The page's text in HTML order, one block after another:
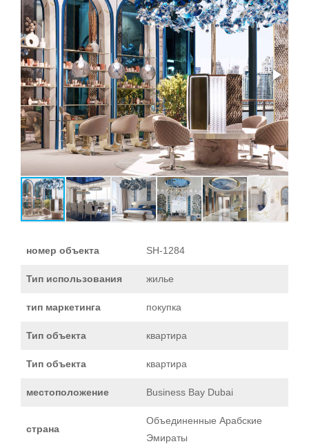
номер объекта SH-1284
Тип использования жилье
тип маркетинга покупка
Тип объекта квартира
Тип объекта квартира
местоположение Business Bay Dubai
страна
Объединенные Арабские
Эмираты